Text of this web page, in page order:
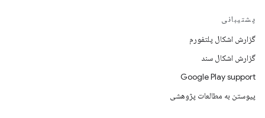
پشتیبانی
گزارش اشکال پلتفورم
گزارش اشکال سند
Google Play support
پیوستن به مطالعات پژوهشی